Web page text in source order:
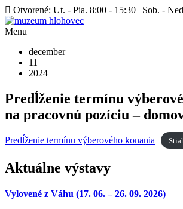
Otvorené: Ut. - Pia. 8:00 - 15:30 | Sob. -
Menu
december
11
2024
Predĺženie termínu
na pracovnú pozíciu –
Predĺženie termínu výberového konania
Aktuálne výstavy
Vylovené z Váhu (17. 06. – 26. 09. 2026)